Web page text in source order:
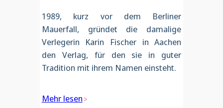
1989, kurz vor dem Berliner
Mauerfall, gründet die damalige
Verlegerin Karin Fischer in Aachen
den Verlag, für den sie in guter
Tradition mit ihrem Namen einsteht.
Mehr lesen